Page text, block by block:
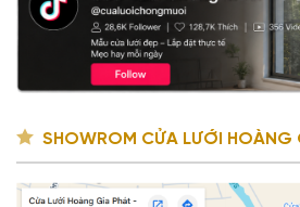
SHOWROM CỬA LƯỚI HOÀNG